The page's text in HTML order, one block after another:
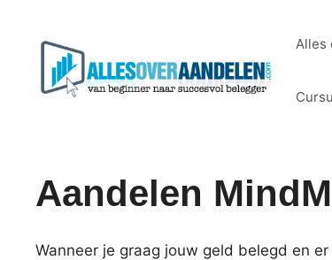
Alles
Aandelen
Wanneer je graag jouw geld belegd en